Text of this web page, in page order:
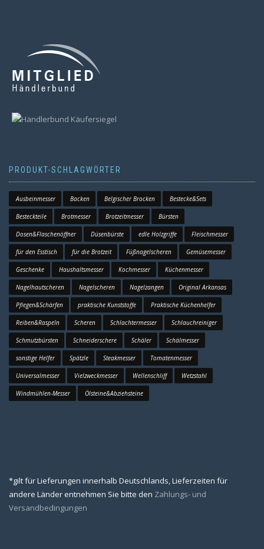
PRODUKT-SCHLAGWÖRTER
Ausbeinmesser Backen Belgischer Brocken Bestecke&Sets
Besteckteile Brotmesser Brotzeitmesser Bürsten
Dosen&Flaschenöffner Düsenbürste edle Holzgriffe Fleischmesser
für den Esstisch für die Brotzeit Füßnagelscheren Gemüsemesser
Geschenke Haushaltsmesser Kochmesser Küchenmesser
Nagelhautscheren Nagelscheren Nagelzangen Original Arkansas
Pflegen&Schärfen praktische Kunststoffe Praktische Küchenhelfer
Reiben&Raspeln Scheren Schlachtermesser Schlauchreiniger
Schmutzbürsten Schneiderschere Schäler Schälmesser
sonstige Helfer Spätzle Steakmesser Tomatenmesser
Universalmesser Vielzweckmesser Wellenschliff Wetzstahl
Windmühlen-Messer Ölsteine&Abziehsteine
*gilt für Lieferungen innerhalb Deutschlands, Lieferzeiten für
andere Länder entnehmen Sie bitte den Zahlungs- und
Versandbedingungen